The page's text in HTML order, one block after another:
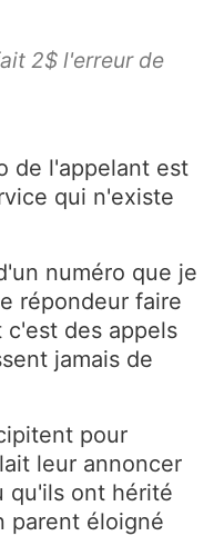
2$ l'erreur de
de l'appelant est
qui n'existe
numéro que je
répondeur faire
c'est des appels
jamais de
pour
leur annoncer
qu'ils ont hérité
parent éloigné